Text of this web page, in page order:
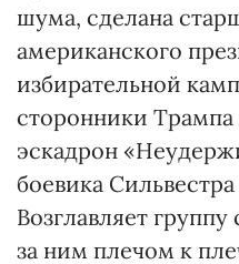
шума, сделана
американского
избирательной
сторонники Трампа
эскадрон
боевика
Возглавляет
за ним плечом к